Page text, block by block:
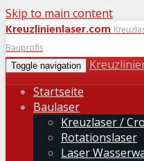
Skip to main content
Kreuzlinienlaser.com
Bauprofis
Toggle navigation
Startseite
Baulaser
Kreuzlaser /
Rotationslaser
Laser